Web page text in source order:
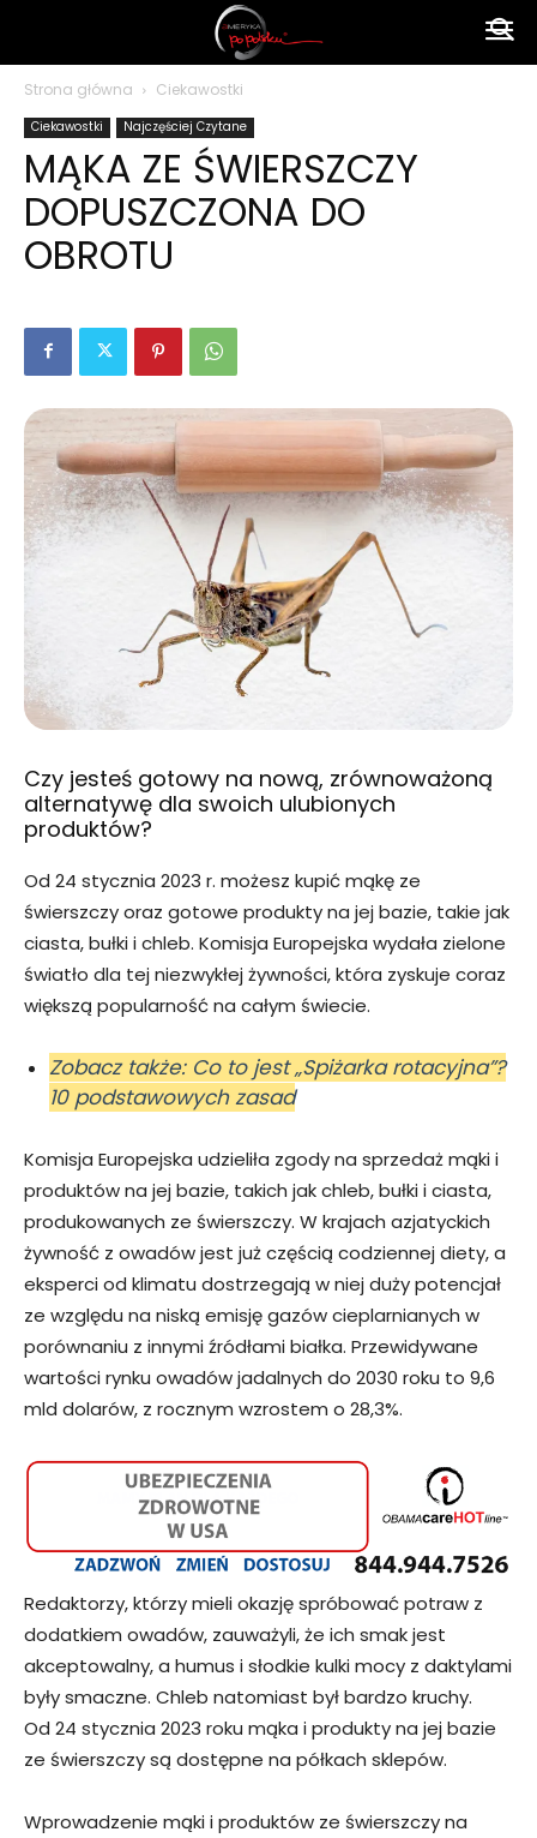
polsku
Strona główna Ciekawostki
Ciekawostki Najczęściej Czytane
MĄKA ZE ŚWIERSZCZY
DOPUSZCZONA DO
OBROTU
Czy jesteś gotowy na nową, zrównoważoną
alternatywę dla swoich ulubionych
produktów?
Od 24 stycznia 2023 r. możesz kupić mąkę ze
świerszczy oraz gotowe produkty na jej bazie, takie jak
ciasta, bułki i chleb. Komisja Europejska wydała zielone
światło dla tej niezwykłej żywności, która zyskuje coraz
większą popularność na całym świecie.
Zobacz także: Co to jest „Spiżarka rotacyjna”?
10 podstawowych zasad
Komisja Europejska udzieliła zgody na sprzedaż mąki i
produktów na jej bazie, takich jak chleb, bułki i ciasta,
produkowanych ze świerszczy. W krajach azjatyckich
żywność z owadów jest już częścią codziennej diety, a
eksperci od klimatu dostrzegają w niej duży potencjał
ze względu na niską emisję gazów cieplarnianych w
porównaniu z innymi źródłami białka. Przewidywane
wartości rynku owadów jadalnych do 2030 roku to 9,6
mld dolarów, z rocznym wzrostem o 28,3%.
Redaktorzy, którzy mieli okazję spróbować potraw z
dodatkiem owadów, zauważyli, że ich smak jest
akceptowalny, a humus i słodkie kulki mocy z daktylami
były smaczne. Chleb natomiast był bardzo kruchy.
Od 24 stycznia 2023 roku mąka i produkty na jej bazie
ze świerszczy są dostępne na półkach sklepów.
Wprowadzenie mąki i produktów ze świerszczy na